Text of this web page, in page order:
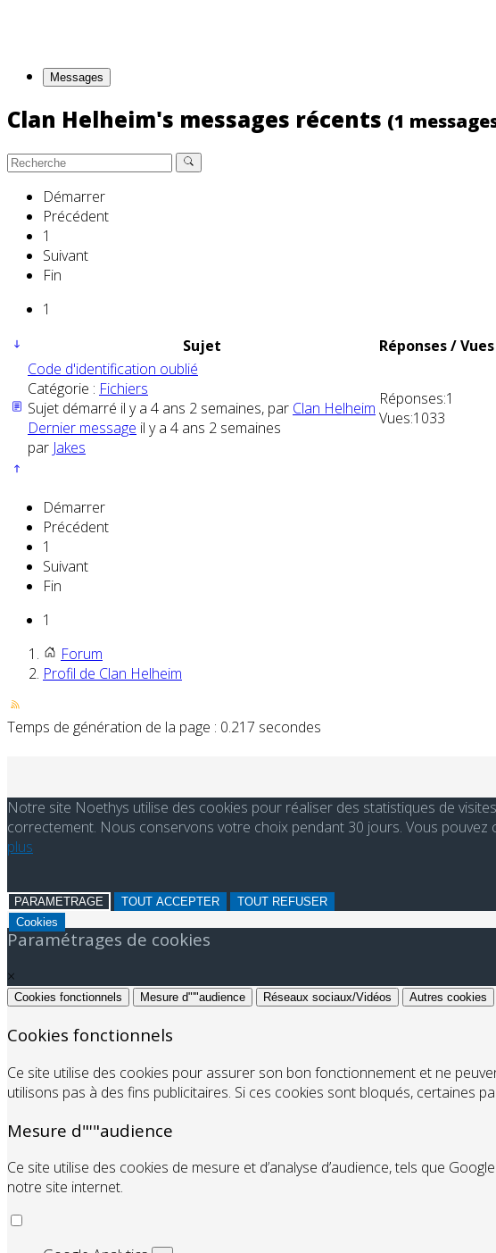
Messages
Clan Helheim's messages récents (1
Démarrer
Précédent
1
Suivant
Fin
1
Sujet
Réponses / Vues
Code d'identification oublié
Catégorie : Fichiers
Sujet démarré il y a 4 ans 2 semaines, par Clan Helheim
Dernier message il y a 4 ans 2 semaines
par Jakes
Réponses:1
Vues:1033
Démarrer
Précédent
1
Suivant
Fin
1
Forum
Profil de Clan Helheim
Temps de génération de la page : 0.217 secondes
Notre site Noethys utilise des cookies pour réaliser des statistiques de
correctement. Nous conservons votre choix pendant 30 jours. Vous
plus
PARAMETRAGE TOUT ACCEPTER
TOUT REFUSER
Cookies
Paramétrages de cookies
×
Cookies fonctionnels Mesure d"'"audience Réseaux sociaux/Vidéos Autres cookies
Cookies fonctionnels
Ce site utilise des cookies pour assurer son bon fonctionnement et ne
utilisons pas à des fins publicitaires. Si ces cookies sont bloqués, certaines
Mesure d"'"audience
Ce site utilise des cookies de mesure et d’analyse d’audience, tels que
notre site internet.